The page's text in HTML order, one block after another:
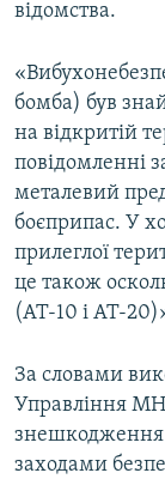
відомства.
бомба) був
на відкритій
повідомленні
металевий
боєприпас. У
прилеглої
це також
(АТ-10 і АТ-
За словами
Управління
знешкодження
заходами